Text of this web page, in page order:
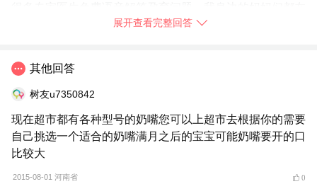
下载【宝宝树孕育】试试吧！
展开查看完整回答
其他回答
树友u7350842
现在超市都有各种型号的奶嘴您可以上超市去根据你的需要
自己挑选一个适合的奶嘴满月之后的宝宝可能奶嘴要开的口
比较大
2015-08-01 河南省 0